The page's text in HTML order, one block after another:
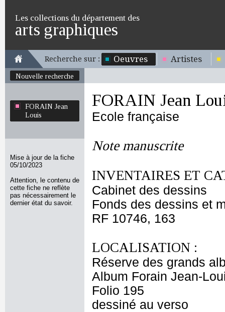
Les collections du département des
arts graphiques
Recherche sur : Oeuvres Artistes
Nouvelle recherche
FORAIN Jean
Louis
Mise à jour de la fiche
05/10/2023
Attention, le contenu de
cette fiche ne reflète
pas nécessairement le
dernier état du savoir.
FORAIN Jean
Ecole française
Note manuscrite
INVENTAIRES ET
Cabinet des dessins
Fonds des dessins et
RF 10746, 163
LOCALISATION :
Réserve des grands
Album Forain Jean-
Folio 195
dessiné au verso